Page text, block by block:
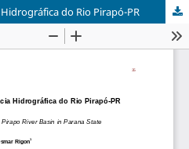
do Rio Pirapó-PR